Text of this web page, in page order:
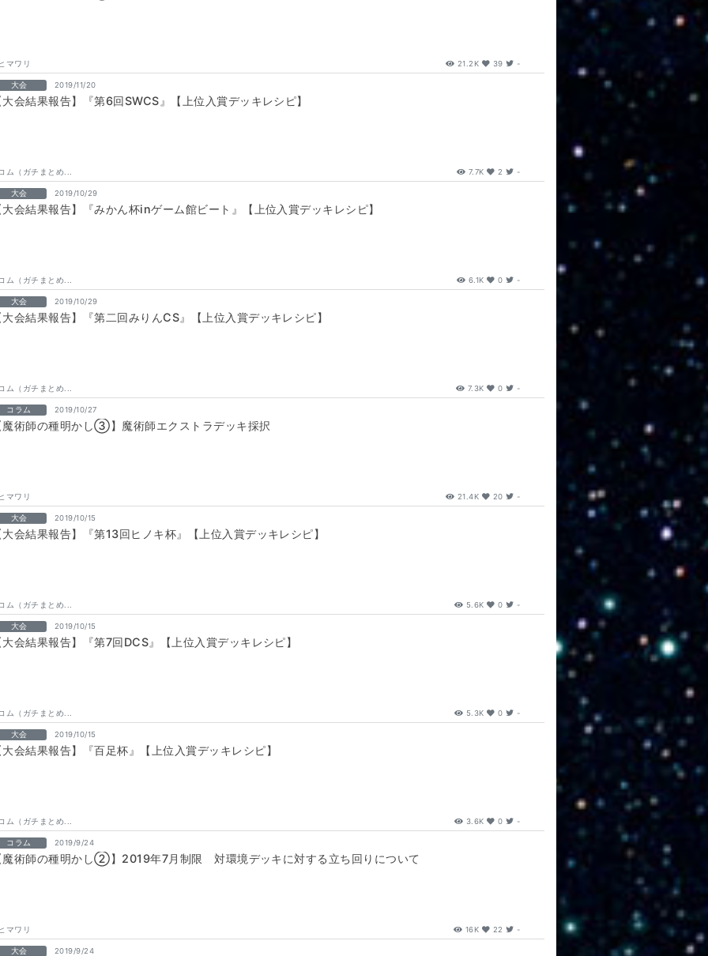
マワリ 21.2K 39 -
大会 2019/11/20
大会結果報告】『第6回SWCS』【上位入賞デッキレシピ】
ム（ガチまとめ... 7.7K 2 -
大会 2019/10/29
大会結果報告】『みかん杯inゲーム館ビート』【上位入賞デッキレシピ】
ム（ガチまとめ... 6.1K 0 -
大会 2019/10/29
大会結果報告】『第二回みりんCS』【上位入賞デッキレシピ】
ム（ガチまとめ... 7.3K 0 -
コラム 2019/10/27
魔術師の種明かし③】魔術師エクストラデッキ採択
マワリ 21.4K 20 -
大会 2019/10/15
大会結果報告】『第13回ヒノキ杯』【上位入賞デッキレシピ】
ム（ガチまとめ... 5.6K 0 -
大会 2019/10/15
大会結果報告】『第7回DCS』【上位入賞デッキレシピ】
ム（ガチまとめ... 5.3K 0 -
大会 2019/10/15
大会結果報告】『百足杯』【上位入賞デッキレシピ】
ム（ガチまとめ... 3.6K 0 -
コラム 2019/9/24
魔術師の種明かし②】2019年7月制限 対環境デッキに対する立ち回りについて
マワリ 16K 22 -
大会 2019/9/24